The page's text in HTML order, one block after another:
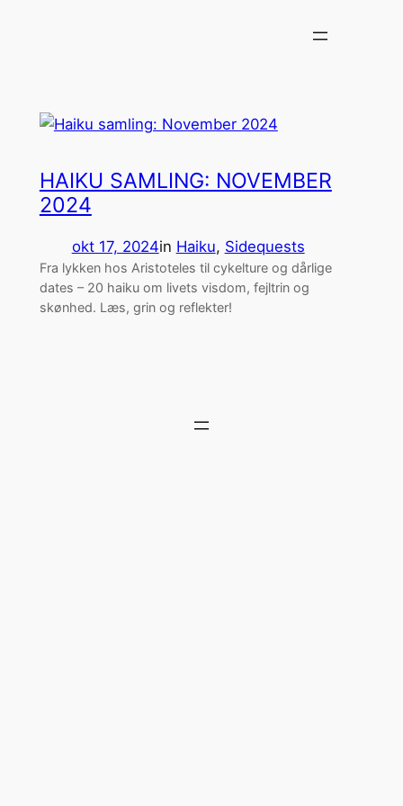
HAIKU SAMLING: NOVEMBER
2024
okt 17, 2024in Haiku, Sidequests
Fra lykken hos Aristoteles til cykelture og dårlige
dates – 20 haiku om livets visdom, fejltrin og
skønhed. Læs, grin og reflekter!